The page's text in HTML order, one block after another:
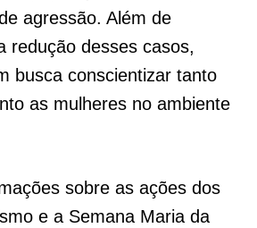
agressão. Além de
redução desses casos,
busca conscientizar tanto
as mulheres no ambiente
sobre as ações dos
e a Semana Maria da